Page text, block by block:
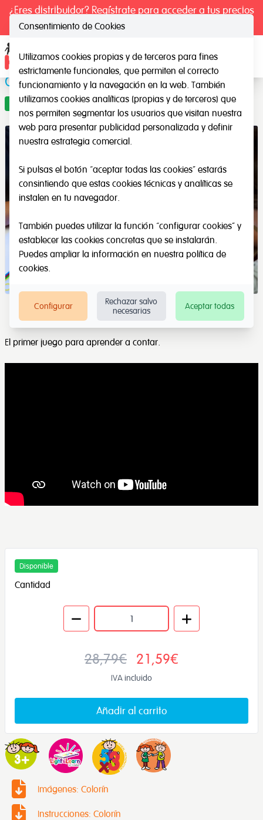
¿Eres distribuidor? Regístrate para acceder a tus precios
exclusivos.
Colorín Traslúcido
Oferta
El primer juego para aprender a contar.
Disponible
Cantidad
28,79€ 21,59€
IVA incluido
Añadir al carrito
Imágenes: Colorín
Instrucciones: Colorín
Consentimiento de Cookies
Utilizamos cookies propias y de terceros para fines
estrictamente funcionales, que permiten el correcto
funcionamiento y la navegación en la web. También
utilizamos cookies analíticas (propias y de terceros) que
nos permiten segmentar los usuarios que visitan nuestra
web para presentar publicidad personalizada y definir
nuestra estrategia comercial.
Si pulsas el botón “aceptar todas las cookies” estarás
consintiendo que estas cookies técnicas y analíticas se
instalen en tu navegador.
También puedes utilizar la función “configurar cookies” y
establecer las cookies concretas que se instalarán.
Puedes ampliar la información en nuestra política de
cookies.
Configurar
Rechazar salvo
necesarias
Aceptar todas